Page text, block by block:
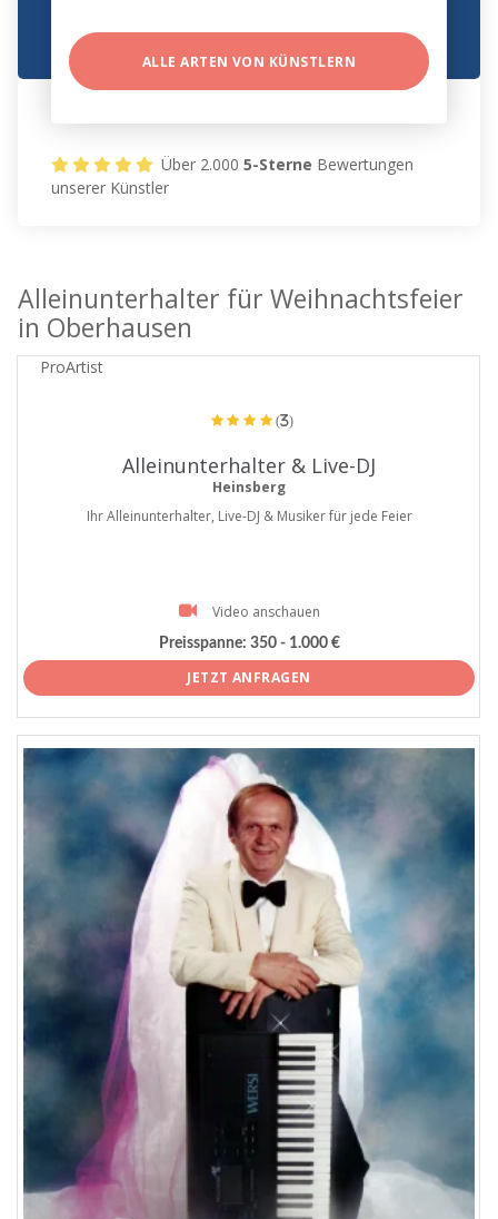
ALLE ARTEN VON KÜNSTLERN
Über 2.0005-Sterne Bewertungen
unserer Künstler
Alleinunterhalter für Weihnachtsfeier
in Oberhausen
ProArtist
(3)
Alleinunterhalter & Live-DJ
Heinsberg
Ihr Alleinunterhalter, Live-DJ & Musiker für jede Feier
Video anschauen
Preisspanne: 350 - 1.000 €
JETZT ANFRAGEN